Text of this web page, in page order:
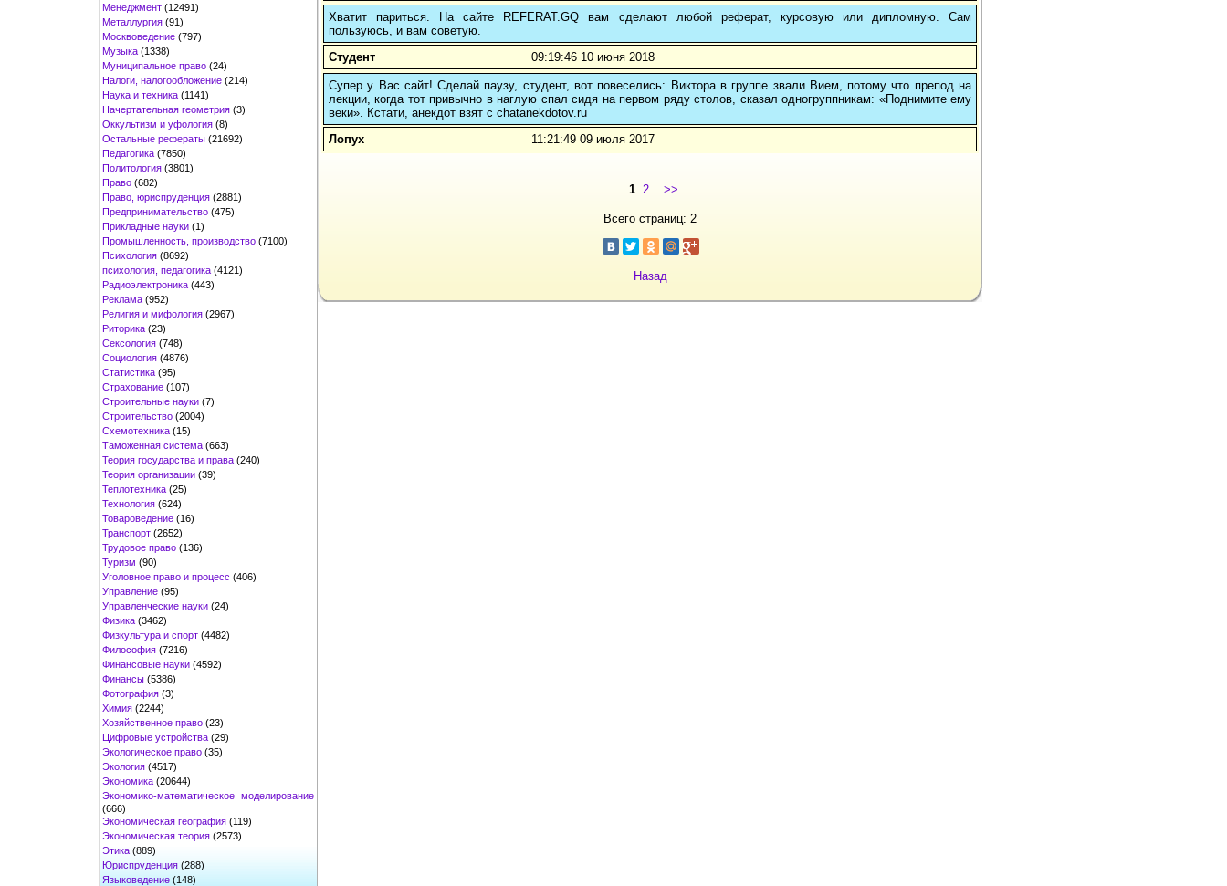
Менеджмент (12491)
Металлургия (91)
Москвоведение (797)
Музыка (1338)
Муниципальное право (24)
Налоги, налогообложение (214)
Наука и техника (1141)
Начертательная геометрия (3)
Оккультизм и уфология (8)
Остальные рефераты (21692)
Педагогика (7850)
Политология (3801)
Право (682)
Право, юриспруденция (2881)
Предпринимательство (475)
Прикладные науки (1)
Промышленность, производство (7100)
Психология (8692)
психология, педагогика (4121)
Радиоэлектроника (443)
Реклама (952)
Религия и мифология (2967)
Риторика (23)
Сексология (748)
Социология (4876)
Статистика (95)
Страхование (107)
Строительные науки (7)
Строительство (2004)
Схемотехника (15)
Таможенная система (663)
Теория государства и права (240)
Теория организации (39)
Теплотехника (25)
Технология (624)
Товароведение (16)
Транспорт (2652)
Трудовое право (136)
Туризм (90)
Уголовное право и процесс (406)
Управление (95)
Управленческие науки (24)
Физика (3462)
Физкультура и спорт (4482)
Философия (7216)
Финансовые науки (4592)
Финансы (5386)
Фотография (3)
Химия (2244)
Хозяйственное право (23)
Цифровые устройства (29)
Экологическое право (35)
Экология (4517)
Экономика (20644)
Экономико-математическое моделирование
(666)
Экономическая география (119)
Экономическая теория (2573)
Этика (889)
Юриспруденция (288)
Языковедение (148)
Хватит париться. На сайте REFERAT.GQ вам сделают любой реферат, курсовую или дипломную. Сам
пользуюсь, и вам советую.
Студент
09:19:46 10 июня 2018
Супер у Вас сайт! Сделай паузу, студент, вот повеселись: Виктора в группе звали Вием, потому что препод на
лекции, когда тот привычно в наглую спал сидя на первом ряду столов, сказал одногруппникам: «Поднимите ему
веки». Кстати, анекдот взят с chatanekdotov.ru
Лопух
11:21:49 09 июля 2017
1 2 >>
Всего страниц: 2
Назад